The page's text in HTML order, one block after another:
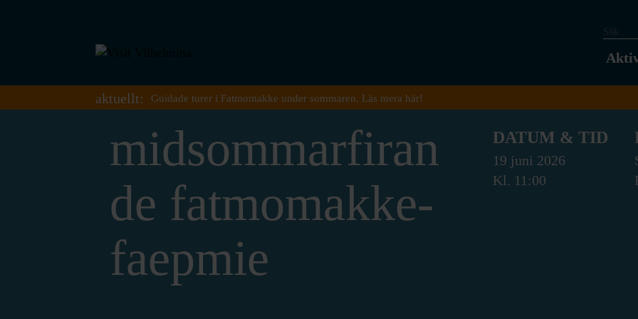
aktuellt: Guidade turer i Fatmomakke under sommaren. Läs mera här!
midsommarfiran
de fatmomakke-
faepmie
DATUM & TID
19 juni 2026
Kl. 11:00